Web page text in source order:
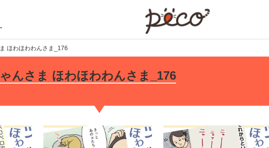
ほわほわわんさま_176
んさま ほわほわわんさま_176